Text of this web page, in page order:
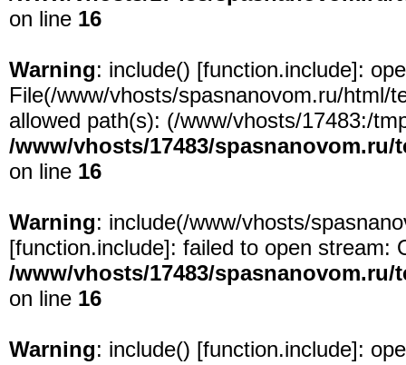
on line 16
Warning: include() [function.include]:
File(/www/vhosts/spasnanovom.ru/html/
allowed path(s): (/www/vhosts/17483:/
/www/vhosts/17483/
on line 16
Warning: include(/www/vhosts/
[function.include]: failed to open stream:
/www/vhosts/17483/
on line 16
Warning: include() [function.include]: